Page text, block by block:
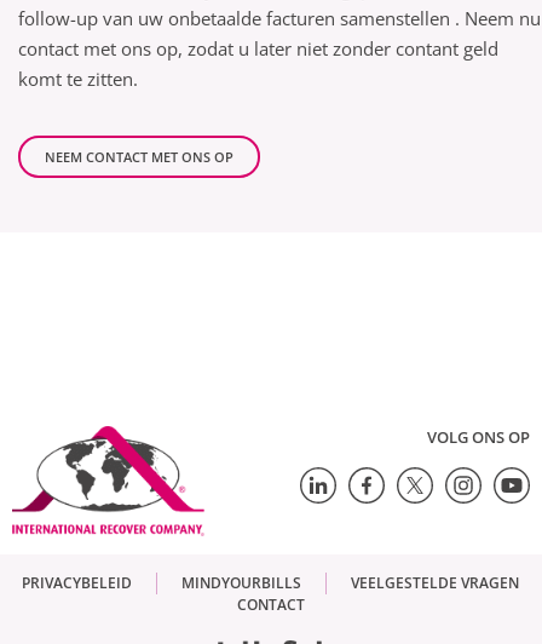
follow-up van uw onbetaalde facturen samenstellen . Neem nu
contact met ons op, zodat u later niet zonder contant geld
komt te zitten.
NEEM CONTACT MET ONS OP
VOLG ONS OP
PRIVACYBELEID MINDYOURBILLS
VEELGESTELDE VRAGEN
CONTACT